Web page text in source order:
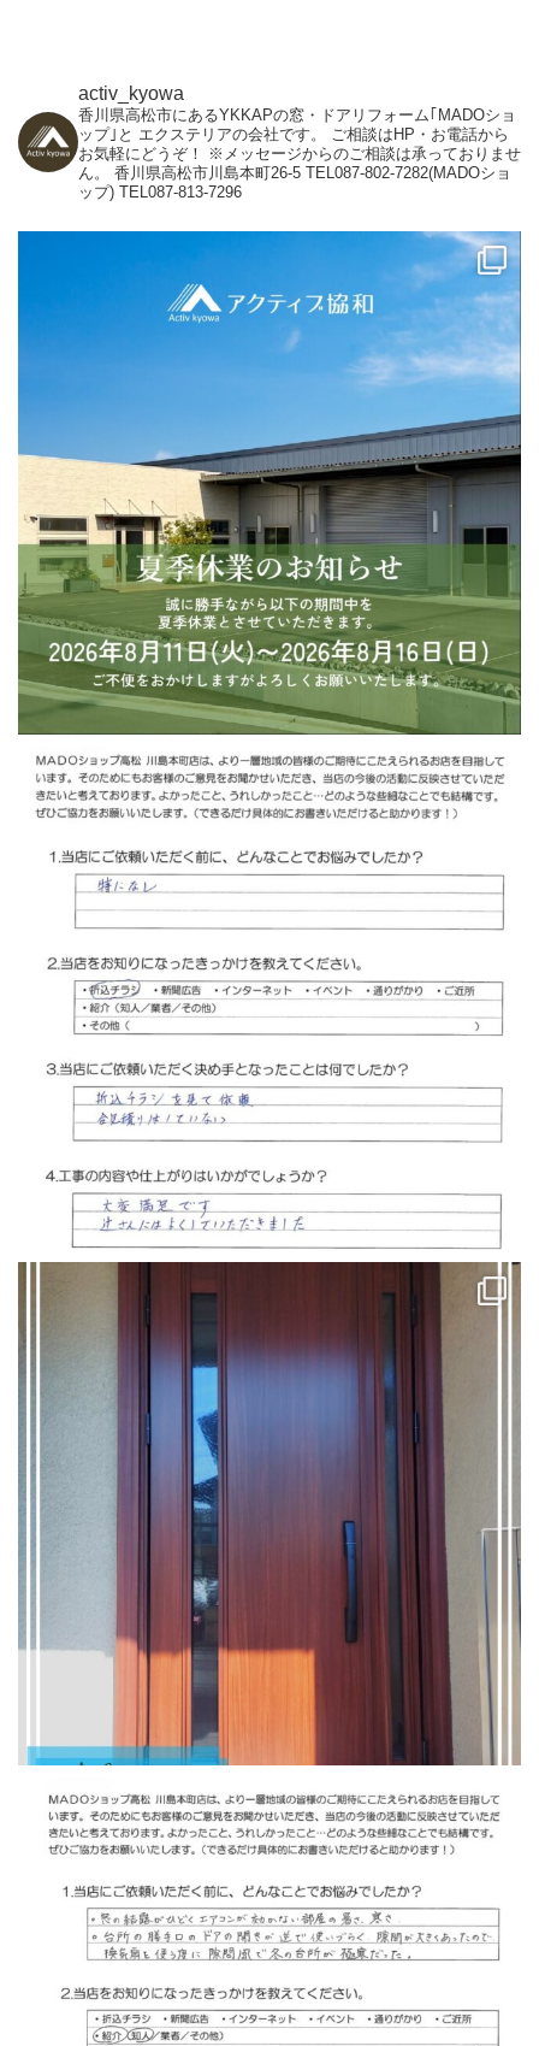
activ_kyowa
香川県高松市にあるYKKAPの窓・ドアリフォーム｢MADOショ
ップ｣と エクステリアの会社です。
ご相談はHP・お電話から
お気軽にどうぞ！
※メッセージからのご相談は承っておりませ
ん。
香川県高松市川島本町26-5 TEL087-802-7282(MADOショ
ップ) TEL087-813-7296